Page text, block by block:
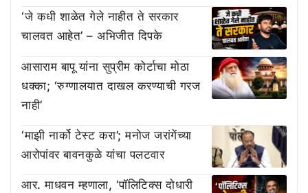
‘जे कधी शाळेत गेले नाहीत ते सरकार
चालवत आहेत’ – अभिजीत दिपके
आसाराम बापू यांना सुप्रीम कोर्टाचा मोठा
धक्का; ‘रुग्णालयात दाखल करण्याची गरज
नाही’
‘माझी नार्को टेस्ट करा’; मनोज जरांगेंच्या
आरोपांवर बावनकुळे यांचा पलटवार
आर. माधवन म्हणाला, ‘पॉलिटिक्स दोधारी